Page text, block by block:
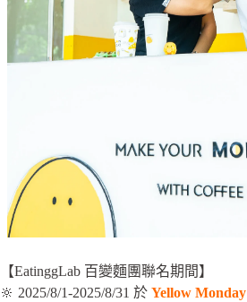
【EatinggLab 百變麵團聯名期間】
🔆 2025/8/1-2025/8/31 於 Yellow Monday